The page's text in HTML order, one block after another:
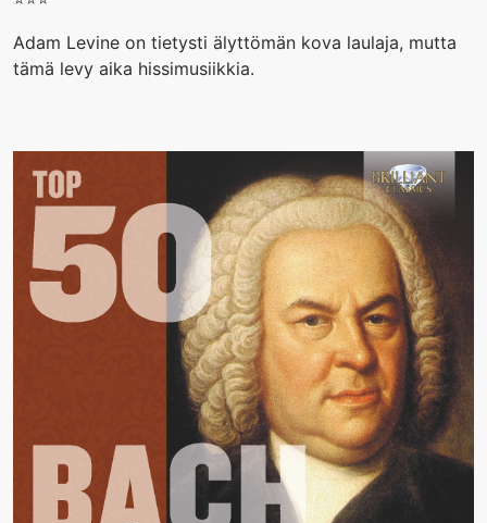
Adam Levine on tietysti älyttömän kova laulaja, mutta
tämä levy aika hissimusiikkia.